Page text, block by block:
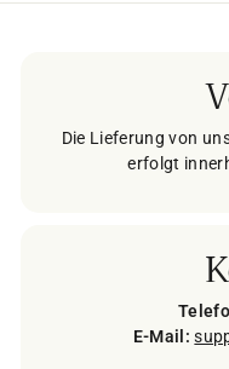
Die Lieferung von
erfolgt
E-Mail: